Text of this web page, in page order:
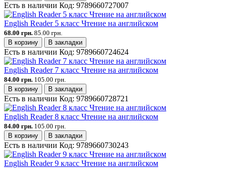
Есть в наличии Код: 9789660727007
English Reader 5 класс Чтение на английском
68.00 грн. 85.00 грн.
В корзину
В закладки
Есть в наличии Код: 9789660724624
English Reader 7 класс Чтение на английском
84.00 грн. 105.00 грн.
В корзину
В закладки
Есть в наличии Код: 9789660728721
English Reader 8 класс Чтение на английском
84.00 грн. 105.00 грн.
В корзину
В закладки
Есть в наличии Код: 9789660730243
English Reader 9 класс Чтение на английском